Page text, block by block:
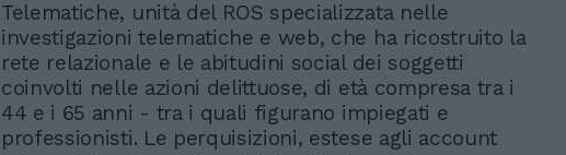
Telematiche, unità del ROS specializzata nelle
investigazioni telematiche e web, che ha ricostruito la
rete relazionale e le abitudini social dei soggetti
coinvolti nelle azioni delittuose, di età compresa tra i
44 e i 65 anni - tra i quali figurano impiegati e
professionisti. Le perquisizioni, estese agli account